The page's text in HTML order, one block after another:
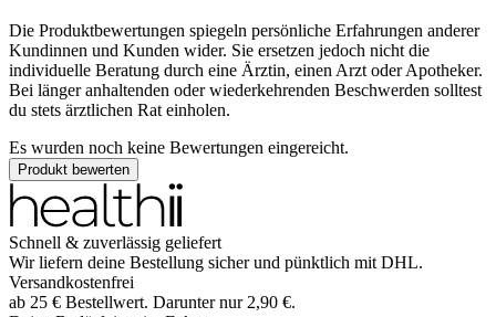
Die Produktbewertungen spiegeln persönliche Erfahrungen anderer
Kundinnen und Kunden wider. Sie ersetzen jedoch nicht die
individuelle Beratung durch eine Ärztin, einen Arzt oder Apotheker.
Bei länger anhaltenden oder wiederkehrenden Beschwerden solltest
du stets ärztlichen Rat einholen.
Es wurden noch keine Bewertungen eingereicht.
Produkt bewerten
Schnell & zuverlässig geliefert
Wir liefern deine Bestellung sicher und pünktlich mit DHL.
Versandkostenfrei
ab 25 € Bestellwert. Darunter nur 2,90 €.